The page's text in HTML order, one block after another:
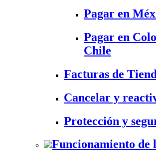
Pagar en
Pagar en
Chile
Facturas de
Cancelar y
Protección y
Funcionamiento de